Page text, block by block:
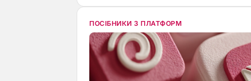
ПОСІБНИКИ З ПЛАТФОРМ